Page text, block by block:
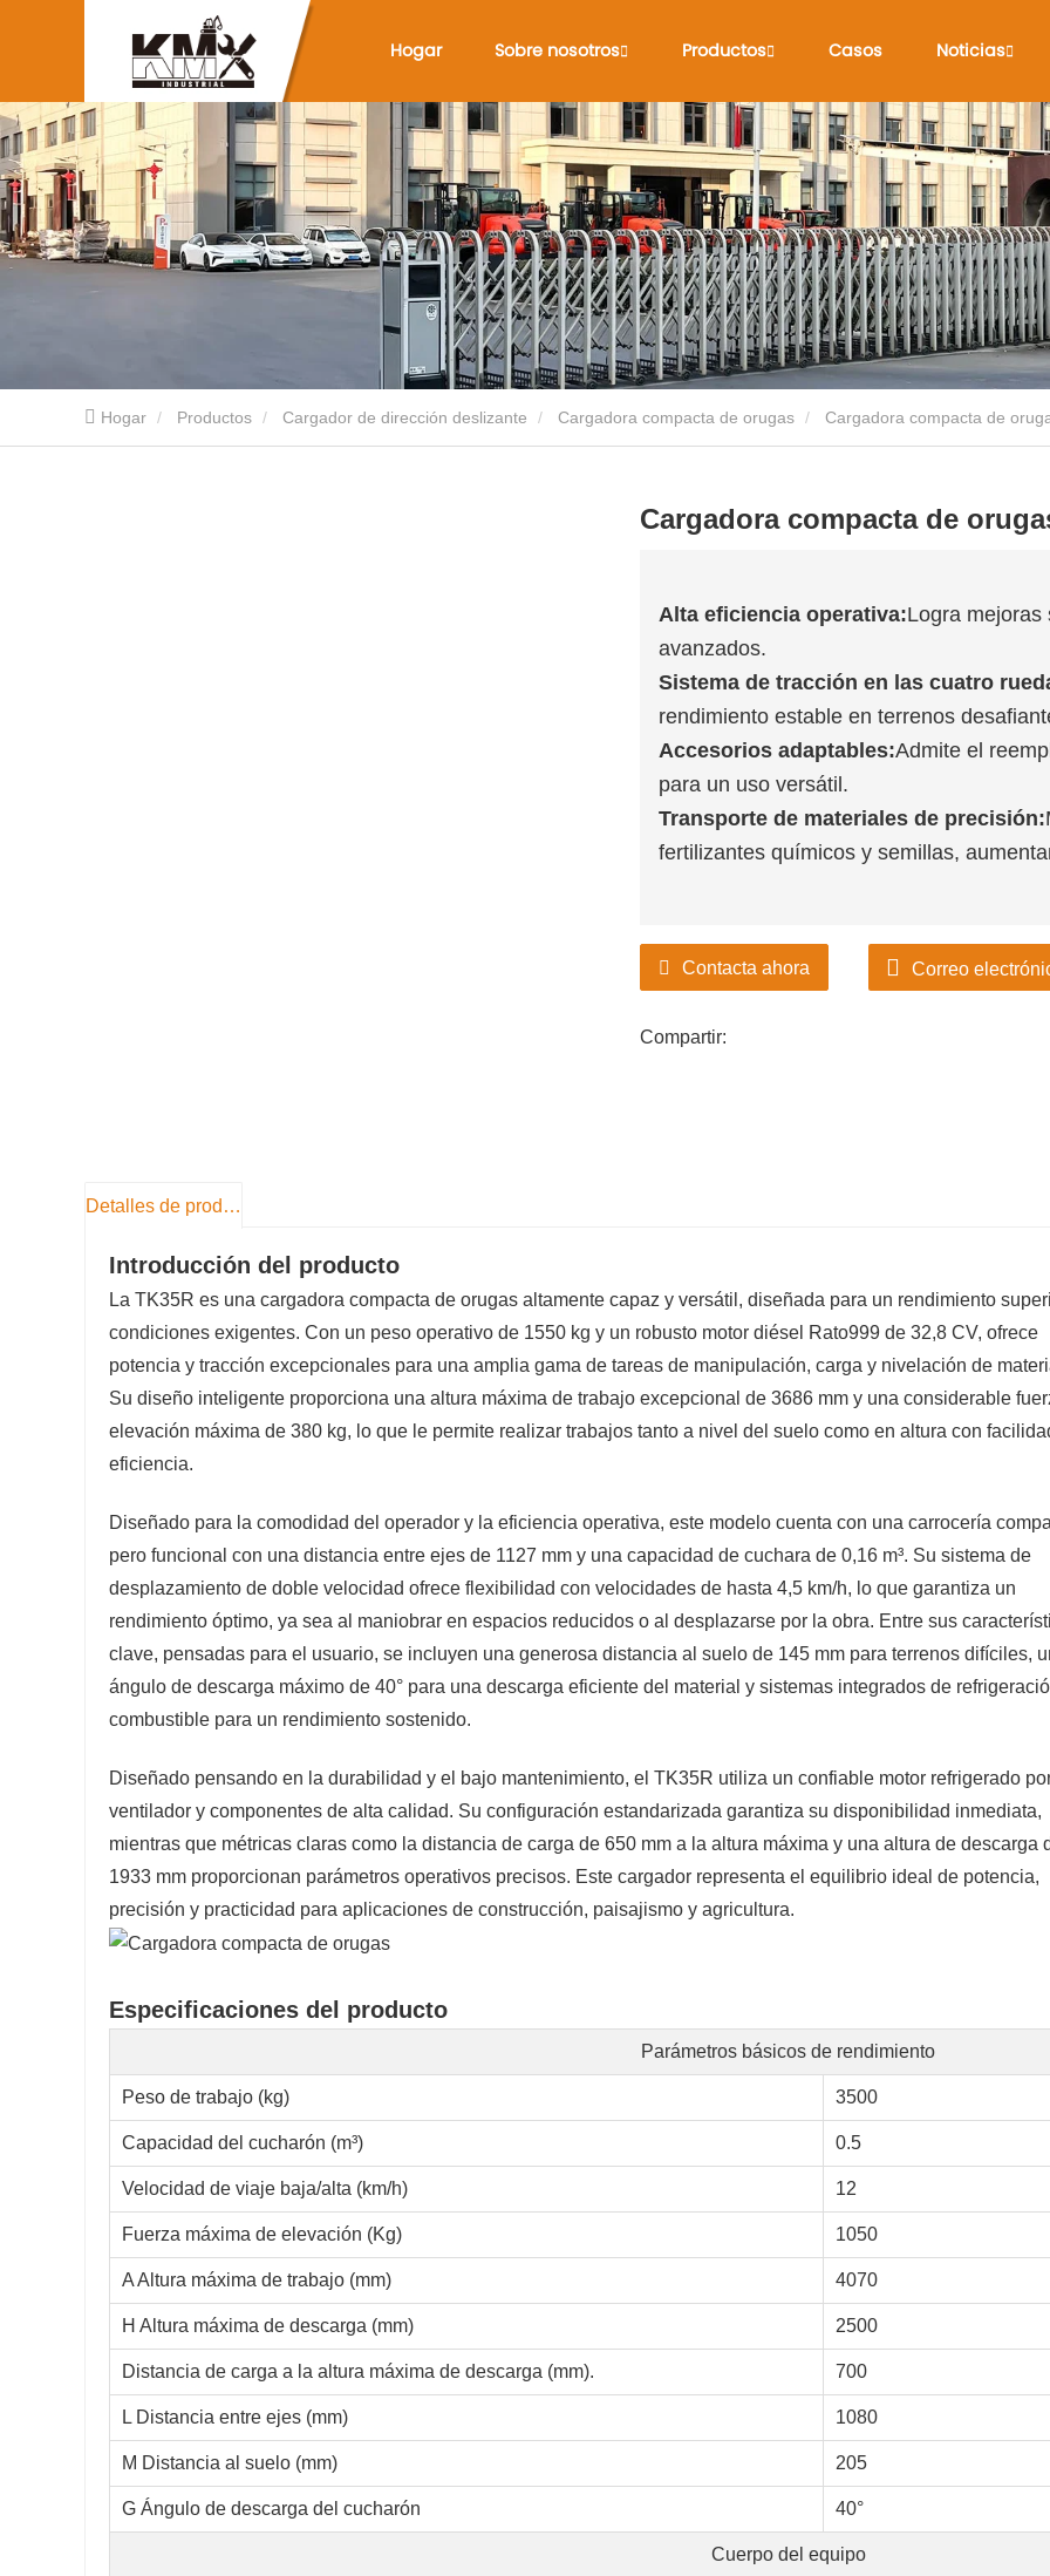
Hogar Sobre nosotros Productos Casos Noticias
Hogar Productos Cargador de dirección deslizante Cargadora compacta de orugas Cargadora compacta de
Cargadora compacta de
Alta eficiencia operativa:Logra mejoras
avanzados.
Sistema de tracción en las cuatro
rendimiento estable en terrenos
Accesorios adaptables:Admite el
para un uso versátil.
Transporte de materiales de precisión:
fertilizantes químicos y semillas,
Contacta ahora Correo
Compartir:
Detalles de producto
Introducción del producto
La TK35R es una cargadora compacta de orugas altamente capaz y versátil, diseñada para un rendimiento
condiciones exigentes. Con un peso operativo de 1550 kg y un robusto motor diésel Rato999 de 32,8 CV, ofrece
potencia y tracción excepcionales para una amplia gama de tareas de manipulación, carga y nivelación de
Su diseño inteligente proporciona una altura máxima de trabajo excepcional de 3686 mm y una considerable
elevación máxima de 380 kg, lo que le permite realizar trabajos tanto a nivel del suelo como en altura con
eficiencia.
Diseñado para la comodidad del operador y la eficiencia operativa, este modelo cuenta con una carrocería
pero funcional con una distancia entre ejes de 1127 mm y una capacidad de cuchara de 0,16 m³. Su sistema de
desplazamiento de doble velocidad ofrece flexibilidad con velocidades de hasta 4,5 km/h, lo que garantiza un
rendimiento óptimo, ya sea al maniobrar en espacios reducidos o al desplazarse por la obra. Entre sus
clave, pensadas para el usuario, se incluyen una generosa distancia al suelo de 145 mm para terrenos difíciles,
ángulo de descarga máximo de 40° para una descarga eficiente del material y sistemas integrados de
combustible para un rendimiento sostenido.
Diseñado pensando en la durabilidad y el bajo mantenimiento, el TK35R utiliza un confiable motor refrigerado
ventilador y componentes de alta calidad. Su configuración estandarizada garantiza su disponibilidad inmediata,
mientras que métricas claras como la distancia de carga de 650 mm a la altura máxima y una altura de descarga
1933 mm proporcionan parámetros operativos precisos. Este cargador representa el equilibrio ideal de potencia,
precisión y practicidad para aplicaciones de construcción, paisajismo y agricultura.
Especificaciones del producto
Parámetros básicos de rendimiento
Peso de trabajo (kg) 3500
Capacidad del cucharón (m³) 0.5
Velocidad de viaje baja/alta (km/h) 12
Fuerza máxima de elevación (Kg) 1050
A Altura máxima de trabajo (mm) 4070
H Altura máxima de descarga (mm) 2500
Distancia de carga a la altura máxima de descarga (mm). 700
L Distancia entre ejes (mm) 1080
M Distancia al suelo (mm) 205
G Ángulo de descarga del cucharón 40°
Cuerpo del equipo